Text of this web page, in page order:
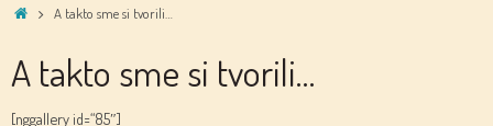
HomeA takto sme si tvorili…
A takto sme si tvorili…
[nggallery id=“85″]